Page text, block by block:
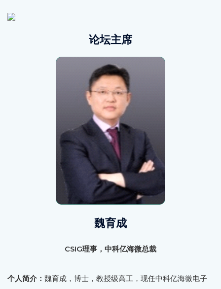
论坛主席
魏育成
CSIG理事，中科亿海微总裁
个人简介： 魏育成，博士，教授级高工，现任中科亿海微电子